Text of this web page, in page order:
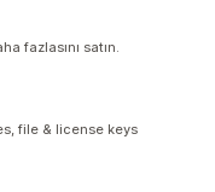
fazlasını satın.
file & license keys